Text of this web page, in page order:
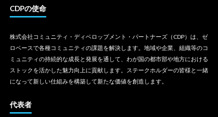
CDPの使命
株式会社コミュニティ・ディベロップメント・パートナーズ（CDP）は、ゼ
ロベースで各種コミュニティの課題を解決します。地域や企業、組織等のコ
ミュニティの持続的な成長と発展を通して、わが国の都市部や地方における
ストックを活かした魅力向上に貢献します。ステークホルダーの皆様と一緒
になって新しい仕組みを構築して新たな価値を創造します。
代表者